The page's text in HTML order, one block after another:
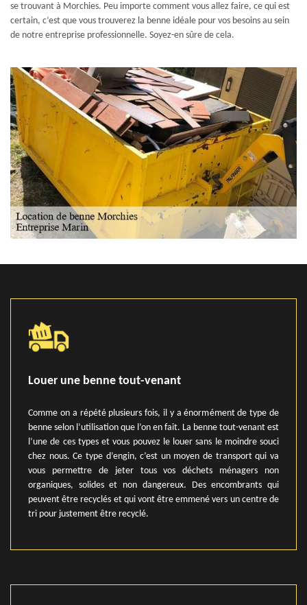
se trouvant à Morchies. Peu importe comment vous allez faire, ce qui est
certain, c’est que vous trouverez la benne idéale pour vos besoins au sein
de notre entreprise professionnelle. Soyez-en sûre de cela.
Louer une benne tout-venant
Comme on a répété plusieurs fois, il y a énormément de type de
benne selon l’utilisation que l’on en fait. La benne tout-venant est
l’une de ces types et vous pouvez le louer sans le moindre souci
chez nous. Ce type d’engin, c’est un moyen de transport qui va
vous permettre de jeter tous vos déchets ménagers non
organiques, solides et non dangereux. Des encombrants qui
peuvent être recyclés et qui vont être emmené vers un centre de
tri pour justement être recyclé.